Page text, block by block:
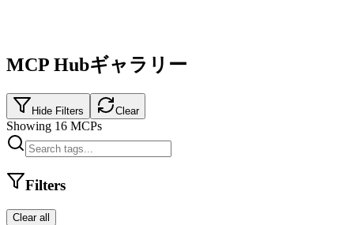
MCP Hubギャラリー
Hide Filters Clear
Showing 16 MCPs
Filters
Clear all